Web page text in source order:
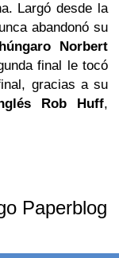
Largó desde la
abandonó su
Norbert
final le tocó
gracias a su
Rob Huff,